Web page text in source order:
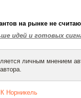
на рынке не
идей и готовых
личным мнением
Норникель